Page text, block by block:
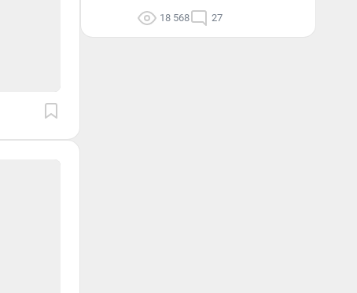
18 568 27